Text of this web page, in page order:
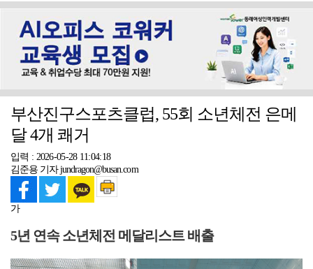
부산진구스포츠클럽, 55회 소년체전 은메
달 4개 쾌거
입력 : 2026-05-28 11:04:18
김준용 기자 jundragon@busan.com
가
5년 연속 소년체전 메달리스트 배출